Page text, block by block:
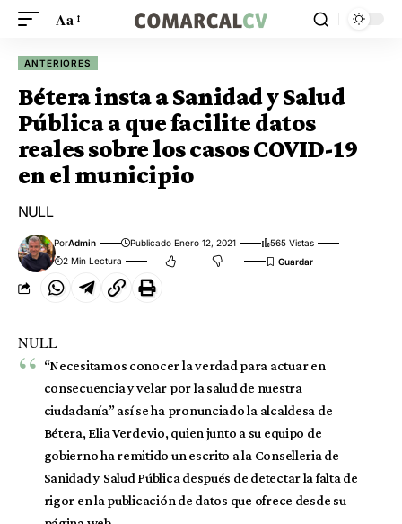
Aa
ANTERIORES
Bétera insta a Sanidad y Salud
Pública a que facilite datos
reales sobre los casos COVID-19
en el municipio
NULL
PorAdmin Publicado Enero 12, 2021
565 Vistas
2 Min Lectura
NULL
“Necesitamos conocer la verdad para actuar en
consecuencia y velar por la salud de nuestra
ciudadanía” así se ha pronunciado la alcaldesa de
Bétera, Elia Verdevio, quien junto a su equipo de
gobierno ha remitido un escrito a la Conselleria de
Sanidad y Salud Pública después de detectar la falta de
rigor en la publicación de datos que ofrece desde su